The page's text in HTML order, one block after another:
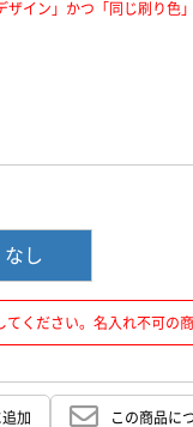
イン」かつ「同じ刷り色
なし
ください。名入れ不可の商
加 この商品に